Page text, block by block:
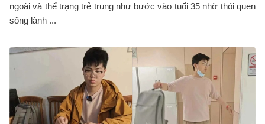
ngoài và thể trạng trẻ trung như bước vào tuổi 35 nhờ thói quen
sống lành ...